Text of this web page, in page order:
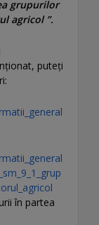
grupurilor
agricol ”.
puteţi
în partea